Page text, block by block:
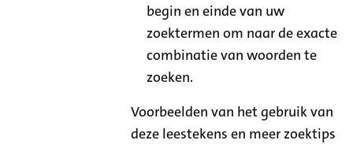
begin en einde van uw
zoektermen om naar de exacte
combinatie van woorden te
zoeken.
Voorbeelden van het gebruik van
deze leestekens en meer zoektips